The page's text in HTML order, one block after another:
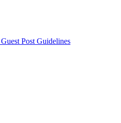
Post Guidelines